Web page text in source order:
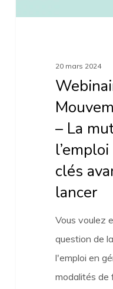
l’emploi
20 mars 2024
– La
clés
lancer
Vous voulez
question de
l'emploi en
modalités de